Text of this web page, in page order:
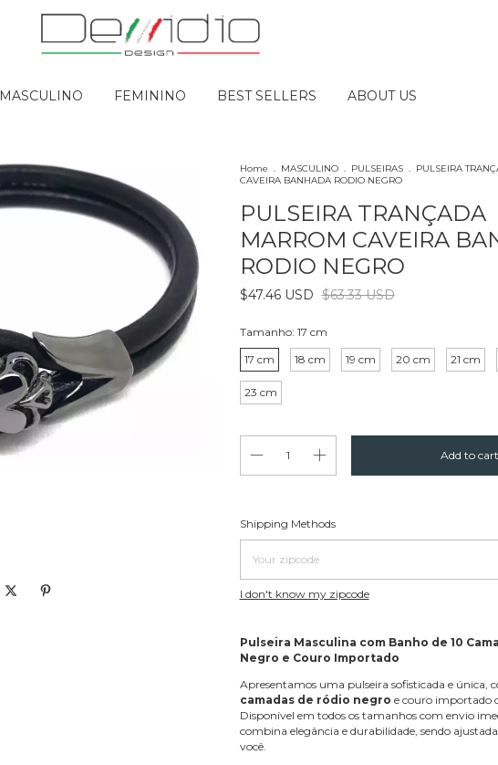
MASCULINO FEMININO BEST SELLERS ABOUT US
Home . MASCULINO . PULSEIRAS . PULSEIRA
CAVEIRA BANHADA RODIO NEGRO
PULSEIRA TRANÇADA
MARROM CAVEIRA
RODIO NEGRO
$47.46 USD $63.33 USD
Tamanho: 17 cm
17 cm
18 cm 19 cm 20 cm 21 cm
23 cm
Shipping for zipcode:
Shipping Methods
I don't know my zipcode
Pulseira Masculina com Banho de 10
Negro e Couro Importado
Apresentamos uma pulseira sofisticada e única,
camadas de ródio negro e couro importado
Disponível em todos os tamanhos com envio
combina elegância e durabilidade, sendo
você.